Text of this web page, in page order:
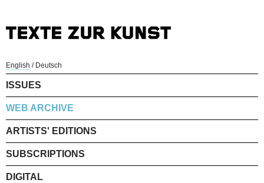
English / Deutsch
ISSUES
WEB ARCHIVE
ARTISTS' EDITIONS
SUBSCRIPTIONS
DIGITAL